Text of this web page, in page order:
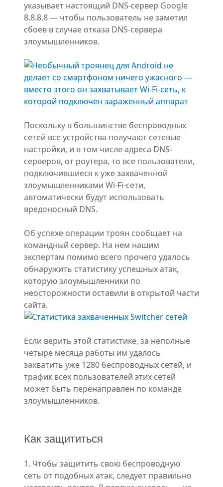
указывает настоящий DNS-сервер Google
8.8.8.8 — чтобы пользователь не заметил
сбоев в случае отказа DNS-сервера
злоумышленников.
Поскольку в большинстве беспроводных
сетей все устройства получают сетевые
настройки, и в том числе адреса DNS-
серверов, от роутера, то все пользователи,
подключившиеся к уже захваченной
злоумышленниками Wi-Fi-сети,
автоматически будут использовать
вредоносный DNS.
Об успехе операции троян сообщает на
командный сервер. На нем нашим
экспертам помимо всего прочего удалось
обнаружить статистику успешных атак,
которую злоумышленники по
неосторожности оставили в открытой части
сайта.
Если верить этой статистике, за неполные
четыре месяца работы им удалось
захватить уже 1280 беспроводных сетей, и
трафик всех пользователей этих сетей
может быть перенаправлен по команде
злоумышленников.
Как защититься
1. Чтобы защитить свою беспроводную
сеть от подобных атак, следует правильно